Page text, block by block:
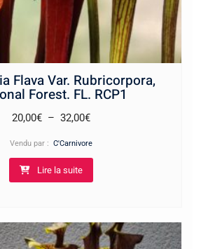
Flava Var. Rubricorpora,
Forest. FL. RCP1
20,00€ – 32,00€Plage
Vendu par : C'Carnivore
Lire la suite